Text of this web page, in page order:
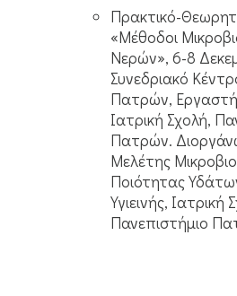
Πρακτικό-
«Μέθοδοι
Νερών», 6-8
Συνεδριακό
Πατρών,
Ιατρική Σχολή,
Πατρών.
Μελέτης
Ποιότητας
Υγιεινής, Ιατρική
Πανεπιστήμιο